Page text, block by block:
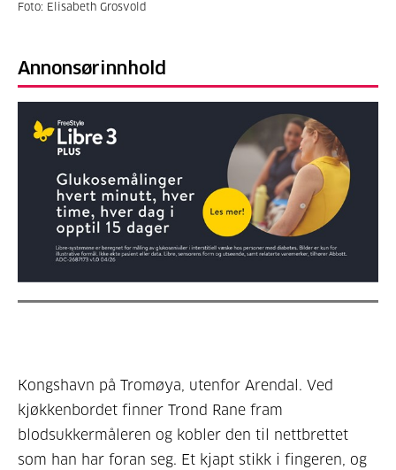
Foto: Elisabeth Grosvold
Annonsørinnhold
Kongshavn på Tromøya, utenfor Arendal. Ved
kjøkkenbordet finner Trond Rane fram
blodsukkermåleren og kobler den til nettbrettet
som han har foran seg. Et kjapt stikk i fingeren, og